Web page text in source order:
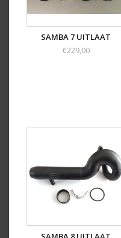
SAMBA 7 UITLAAT
€229,00